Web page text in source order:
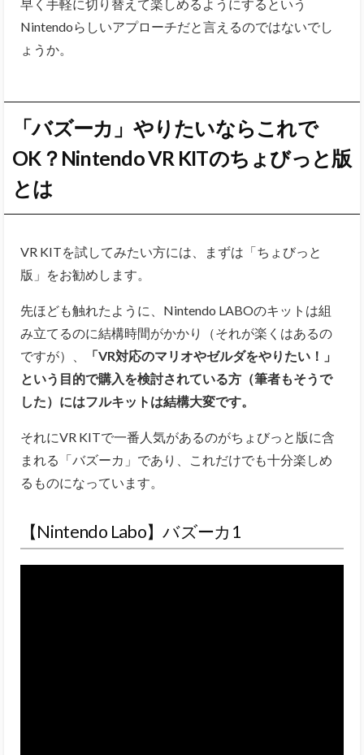
早く手軽に切り替えて楽しめるようにするという
Nintendoらしいアプローチだと言えるのではないでし
ょうか。
「バズーカ」やりたいならこれで
OK？Nintendo VR KITのちょびっと版
とは
VR KITを試してみたい方には、まずは「ちょびっと
版」をお勧めします。
先ほども触れたように、Nintendo LABOのキットは組
み立てるのに結構時間がかかり（それが楽くはあるの
ですが）、
「VR対応のマリオやゼルダをやりたい！」
という目的で購入を検討されている方（筆者もそうで
した）にはフルキットは結構大変です。
それにVR KITで一番人気があるのがちょびっと版に含
まれる「バズーカ」であり、これだけでも十分楽しめ
るものになっています。
【Nintendo Labo】バズーカ1